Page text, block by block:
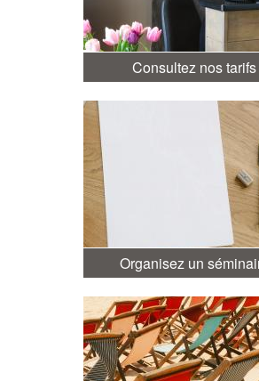
Consultez nos tarifs
Organisez un